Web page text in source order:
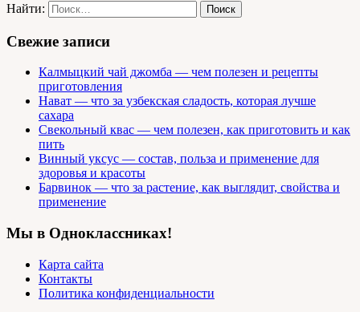
Найти:
Свежие записи
Калмыцкий чай джомба — чем полезен и рецепты
приготовления
Нават — что за узбекская сладость, которая лучше
сахара
Свекольный квас — чем полезен, как приготовить и как
пить
Винный уксус — состав, польза и применение для
здоровья и красоты
Барвинок — что за растение, как выглядит, свойства и
применение
Мы в Одноклассниках!
Карта сайта
Контакты
Политика конфиденциальности